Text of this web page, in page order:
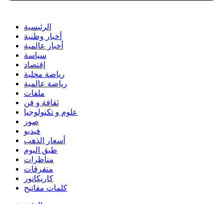
الرئيسية
أخبار وطنية
أخبار عالمية
سياسة
إقتصاد
رياضة محلية
رياضة عالمية
ملفات
ثقافة و فن
علوم و تكنولوجيا
صور
فيديو
أسعار الذهب
طبق اليوم
مناظرات
متفرقات
كاريكاتور
كلمات مفاتيح